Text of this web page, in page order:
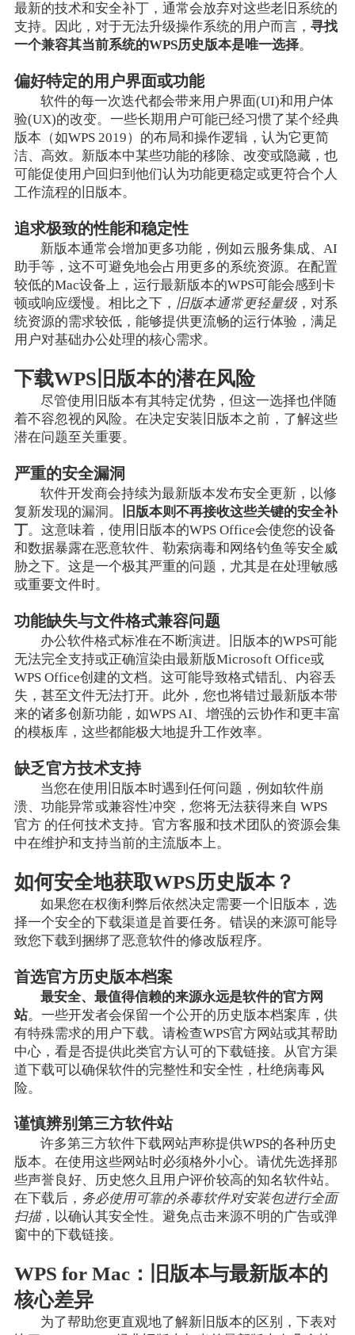
最新的技术和安全补丁，通常会放弃对这些老旧系统的
支持。因此，对于无法升级操作系统的用户而言， 寻找
一个兼容其当前系统的WPS历史版本是唯一选择。
偏好特定的用户界面或功能
软件的每一次迭代都会带来用户界面(UI)和用户体
验(UX)的改变。一些长期用户可能已经习惯了某个经典
版本（如WPS 2019）的布局和操作逻辑，认为它更简
洁、高效。新版本中某些功能的移除、改变或隐藏，也
可能促使用户回归到他们认为功能更稳定或更符合个人
工作流程的旧版本。
追求极致的性能和稳定性
新版本通常会增加更多功能，例如云服务集成、AI
助手等，这不可避免地会占用更多的系统资源。在配置
较低的Mac设备上，运行最新版本的WPS可能会感到卡
顿或响应缓慢。相比之下， 旧版本通常更轻量级，对系
统资源的需求较低，能够提供更流畅的运行体验，满足
用户对基础办公处理的核心需求。
下载WPS旧版本的潜在风险
尽管使用旧版本有其特定优势，但这一选择也伴随
着不容忽视的风险。在决定安装旧版本之前，了解这些
潜在问题至关重要。
严重的安全漏洞
软件开发商会持续为最新版本发布安全更新，以修
复新发现的漏洞。
旧版本则不再接收这些关键的安全补
丁。这意味着，使用旧版本的WPS Office会使您的设备
和数据暴露在恶意软件、勒索病毒和网络钓鱼等安全威
胁之下。这是一个极其严重的问题，尤其是在处理敏感
或重要文件时。
功能缺失与文件格式兼容问题
办公软件格式标准在不断演进。旧版本的WPS可能
无法完全支持或正确渲染由最新版Microsoft Office或
WPS Office创建的文档。这可能导致格式错乱、内容丢
失，甚至文件无法打开。此外，您也将错过最新版本带
来的诸多创新功能，如WPS AI、增强的云协作和更丰富
的模板库，这些都能极大地提升工作效率。
缺乏官方技术支持
当您在使用旧版本时遇到任何问题，例如软件崩
溃、功能异常或兼容性冲突，您将无法获得来自 WPS
官方 的任何技术支持。官方客服和技术团队的资源会集
中在维护和支持当前的主流版本上。
如何安全地获取WPS历史版本？
如果您在权衡利弊后依然决定需要一个旧版本，选
择一个安全的下载渠道是首要任务。错误的来源可能导
致您下载到捆绑了恶意软件的修改版程序。
首选官方历史版本档案
最安全、最值得信赖的来源永远是软件的官方网
站。一些开发者会保留一个公开的历史版本档案库，供
有特殊需求的用户下载。请检查WPS官方网站或其帮助
中心，看是否提供此类官方认可的下载链接。从官方渠
道下载可以确保软件的完整性和安全性，杜绝病毒风
险。
谨慎辨别第三方软件站
许多第三方软件下载网站声称提供WPS的各种历史
版本。在使用这些网站时必须格外小心。请优先选择那
些声誉良好、历史悠久且用户评价较高的知名软件站。
在下载后， 务必使用可靠的杀毒软件对安装包进行全面
扫描，以确认其安全性。避免点击来源不明的广告或弹
窗中的下载链接。
WPS for Mac：旧版本与最新版本的
核心差异
为了帮助您更直观地了解新旧版本的区别，下表对